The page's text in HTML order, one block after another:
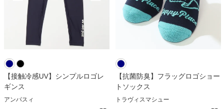
【接触冷感UV】シンプルロゴレ
ギンス
アンパスィ
【抗菌防臭】フラッグロゴショー
トソックス
トラヴィスマシュー